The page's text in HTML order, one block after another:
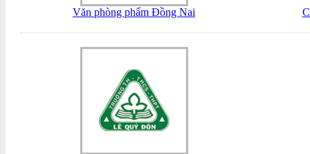
Văn phòng phẩm Đồng Nai